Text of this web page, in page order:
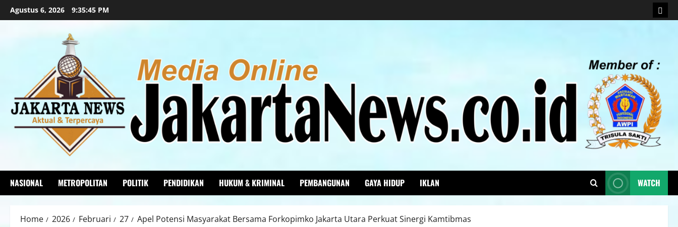
Agustus 6, 2026 9:35:46 PM
NASIONAL METROPOLITAN POLITIK PENDIDIKAN HUKUM & KRIMINAL PEMBANGUNAN GAYA HIDUP IKLAN WATCH
Home 2026 Februari 27 Apel Potensi Masyarakat Bersama Forkopimko Jakarta Utara Perkuat Sinergi Kamtibmas